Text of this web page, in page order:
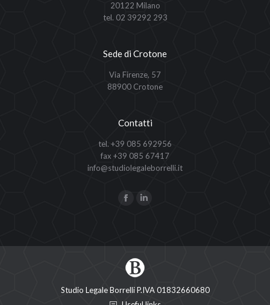
20122 Milano
tel. 02 39292 293
Sede di Crotone
Via Firenze, 57
88900 Crotone
Contatti
tel. +39 085 692956
fax +39 085 67417
info@studiolegaleborrelli.it
Facebook
new
Linkedin
new
Studio Legale Borrelli P.IVA 01832660680